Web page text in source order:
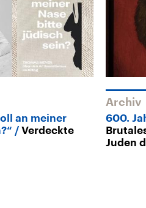
an meiner
Verdeckte
Archiv
600.
Juden